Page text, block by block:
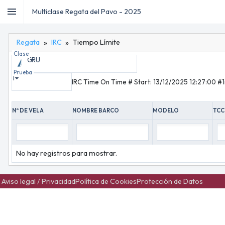
menu Multiclase Regata del Pavo - 2025
homeInicio
dashboard Regata
sailingInscripciones
redeemCertificados
timer
Tiempos
emoji_eventsResultados
Regata IRC
Tiempo Límite
CRU
Clase
1
Prueba
IRC Time On Time # Start: 13/12/2025 12:27:00
Nº DE VELA NOMBRE BARCO MODELO TCC
No hay registros para mostrar.
Aviso legal / PrivacidadPolítica de CookiesProtección de Datos